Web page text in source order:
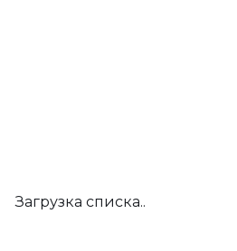
Загрузка списка..